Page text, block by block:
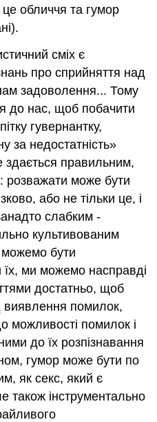
обличчя та гумор
сміх є
про сприйняття над
задоволення... Тому
до нас, щоб побачити
гувернантку,
за недостатність»
правильним,
розважати може бути
або не тільки це, і
слабким -
культивованим
можемо бути
їх, ми можемо насправді
достатньо, щоб
виявлення помилок,
можливості помилок і
до їх розпізнавання
гумор може бути по
як секс, який є
також інструментально